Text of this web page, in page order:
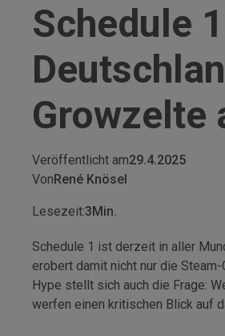
Schedule
Growzelte
Veröffentlicht am29.4.2025
VonRené Knösel
Lesezeit:3Min.
Schedule 1 ist derzeit in aller
erobert damit nicht nur die
Hype stellt sich auch die Frage:
werfen einen kritischen Blick auf